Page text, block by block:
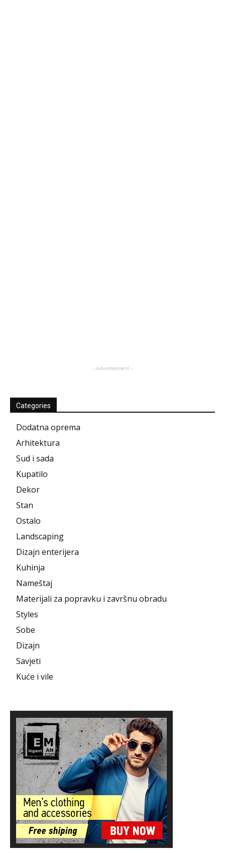
- Advertisement -
Categories
Dodatna oprema
Arhitektura
Sud i sada
Kupatilo
Dekor
Stan
Ostalo
Landscaping
Dizajn enterijera
Kuhinja
Nameštaj
Materijali za popravku i završnu obradu
Styles
Sobe
Dizajn
Savjeti
Kuće i vile